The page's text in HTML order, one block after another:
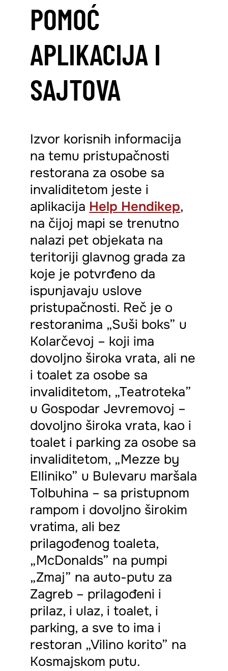
POMOĆ
APLIKACIJA I
SAJTOVA
Izvor korisnih informacija
na temu pristupačnosti
restorana za osobe sa
invaliditetom jeste i
aplikacija Help Hendikep,
na čijoj mapi se trenutno
nalazi pet objekata na
teritoriji glavnog grada za
koje je potvrđeno da
ispunjavaju uslove
pristupačnosti. Reč je o
restoranima „Suši boks” u
Kolarčevoj – koji ima
dovoljno široka vrata, ali ne
i toalet za osobe sa
invaliditetom, „Teatroteka”
u Gospodar Jevremovoj –
dovoljno široka vrata, kao i
toalet i parking za osobe sa
invaliditetom, „Mezze by
Elliniko” u Bulevaru maršala
Tolbuhina – sa pristupnom
rampom i dovoljno širokim
vratima, ali bez
prilagođenog toaleta,
„McDonalds” na pumpi
„Zmaj” na auto-putu za
Zagreb – prilagođeni i
prilaz, i ulaz, i toalet, i
parking, a sve to ima i
restoran „Vilino korito” na
Kosmajskom putu.